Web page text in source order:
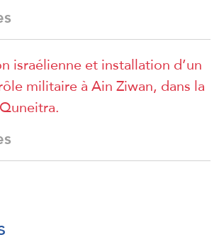
israélienne et installation d’un
militaire à Ain Ziwan, dans la